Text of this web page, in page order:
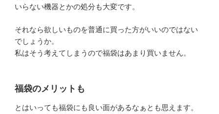
いらない機器とかの処分も大変です。
それなら欲しいものを普通に買った方がいいのではない
でしょうか。
私はそう考えてしまうので福袋はあまり買いません。
福袋のメリットも
とはいっても福袋にも良い面があるなぁとも思えます。